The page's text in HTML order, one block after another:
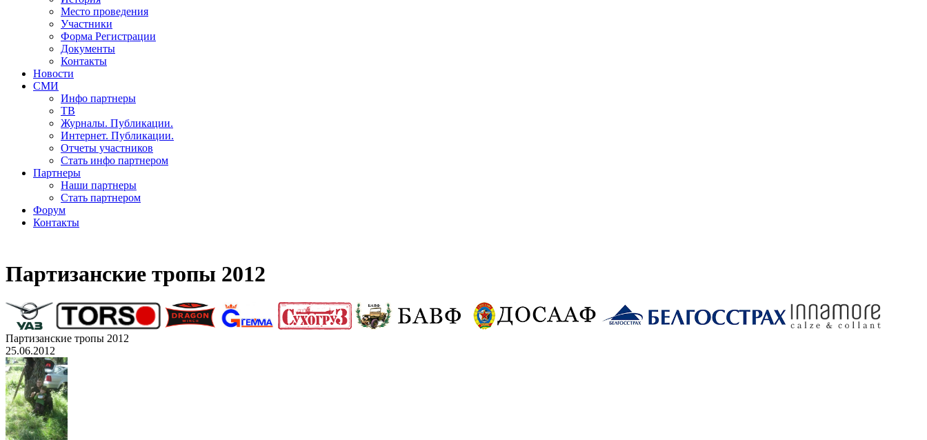
Место проведения
Участники
Форма Регистрации
Документы
Контакты
Новости
СМИ
Инфо партнеры
ТВ
Журналы. Публикации.
Интернет. Публикации.
Отчеты участников
Стать инфо партнером
Партнеры
Наши партнеры
Стать партнером
Форум
Контакты
Партизанские тропы 2012
Партизанские тропы 2012
25.06.2012